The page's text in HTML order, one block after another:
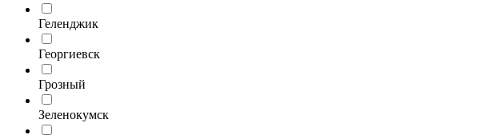
Геленджик
Георгиевск
Грозный
Зеленокумск